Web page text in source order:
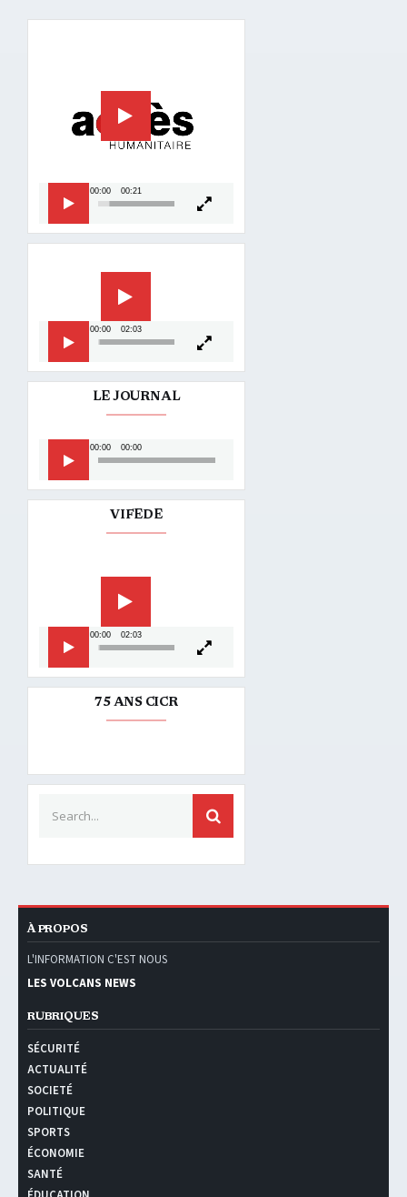
00:00 00:21
00:00 02:03
LE JOURNAL
audio
00:00 00:00
VIFEDE
00:00 02:03
75 ANS CICR
À PROPOS
L'INFORMATION C'EST NOUS
LES VOLCANS NEWS
RUBRIQUES
SÉCURITÉ
ACTUALITÉ
SOCIETÉ
POLITIQUE
SPORTS
ÉCONOMIE
SANTÉ